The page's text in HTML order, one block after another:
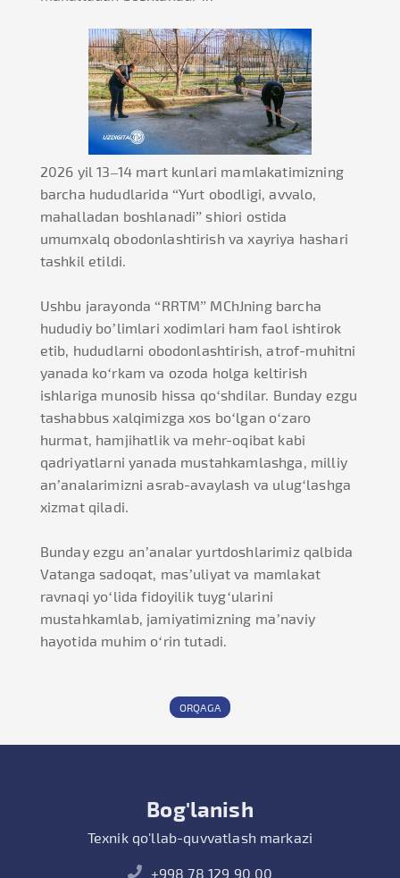
2026 yil 13–14 mart kunlari mamlakatimizning
barcha hududlarida “Yurt obodligi, avvalo,
mahalladan boshlanadi” shiori ostida
umumxalq obodonlashtirish va xayriya hashari
tashkil etildi.
Ushbu jarayonda “RRTM” MChJning barcha
hududiy bo’limlari xodimlari ham faol ishtirok
etib, hududlarni obodonlashtirish, atrof-muhitni
yanada ko‘rkam va ozoda holga keltirish
ishlariga munosib hissa qo‘shdilar. Bunday ezgu
tashabbus xalqimizga xos bo‘lgan o‘zaro
hurmat, hamjihatlik va mehr-oqibat kabi
qadriyatlarni yanada mustahkamlashga, milliy
an’analarimizni asrab-avaylash va ulug‘lashga
xizmat qiladi.
Bunday ezgu an’analar yurtdoshlarimiz qalbida
Vatanga sadoqat, mas’uliyat va mamlakat
ravnaqi yo‘lida fidoyilik tuyg‘ularini
mustahkamlab, jamiyatimizning ma’naviy
hayotida muhim o‘rin tutadi.
ORQAGA
Bog'lanish
Texnik qo'llab-quvvatlash markazi
+998 78 129 90 00